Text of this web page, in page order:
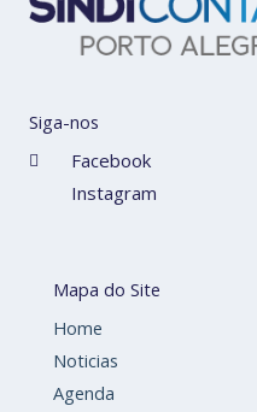
Siga-nos
Facebook
Instagram
Mapa do Site
Home
Noticias
Agenda